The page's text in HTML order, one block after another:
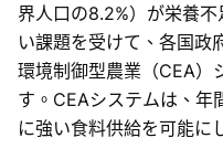
界人口の8.2%）が栄養
い課題を受けて、各国政
環境制御型農業（CEA）
す。CEAシステムは、年
に強い食料供給を可能に